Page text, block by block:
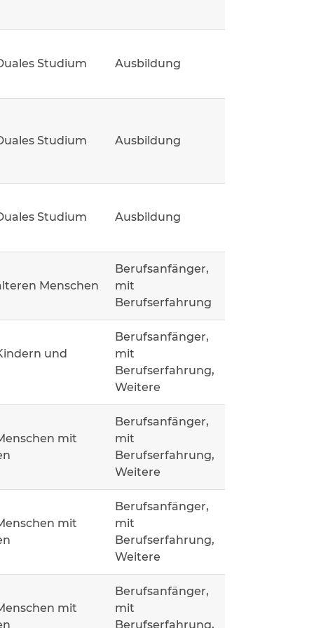
Studium Ausbildung
Studium Ausbildung
Studium Ausbildung
Menschen
Berufsanfänger,
mit
Berufserfahrung
und
Berufsanfänger,
mit
Berufserfahrung,
Weitere
mit
Berufsanfänger,
mit
Berufserfahrung,
Weitere
mit
Berufsanfänger,
mit
Berufserfahrung,
Weitere
mit
Berufsanfänger,
mit
Berufserfahrung,